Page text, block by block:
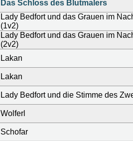
Das Schloss des Blutmalers
Lady Bedfort und das Grauen im
(1v2)
Lady Bedfort und das Grauen im
(2v2)
Lakan
Lakan
Lady Bedfort und die Stimme des
Wolferl
Schofar